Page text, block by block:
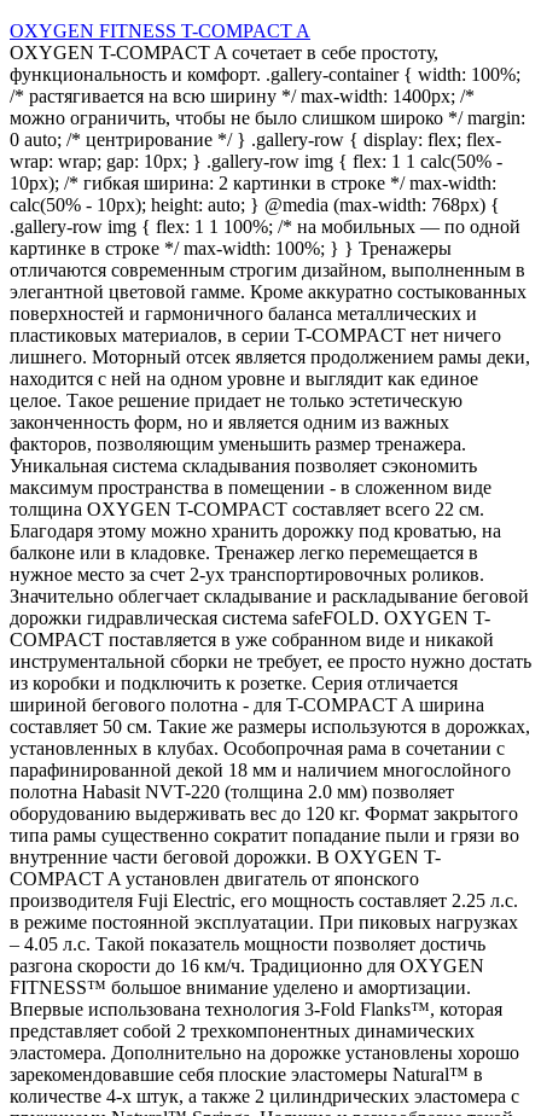
OXYGEN FITNESS T-COMPACT A
OXYGEN T-COMPACT A сочетает в себе простоту,
функциональность и комфорт. .gallery-container { width: 100%;
/* растягивается на всю ширину */ max-width: 1400px; /*
можно ограничить, чтобы не было слишком широко */ margin:
0 auto; /* центрирование */ } .gallery-row { display: flex; flex-
wrap: wrap; gap: 10px; } .gallery-row img { flex: 1 1 calc(50% -
10px); /* гибкая ширина: 2 картинки в строке */ max-width:
calc(50% - 10px); height: auto; } @media (max-width: 768px) {
.gallery-row img { flex: 1 1 100%; /* на мобильных — по одной
картинке в строке */ max-width: 100%; } } Тренажеры
отличаются современным строгим дизайном, выполненным в
элегантной цветовой гамме. Кроме аккуратно состыкованных
поверхностей и гармоничного баланса металлических и
пластиковых материалов, в серии T-COMPACT нет ничего
лишнего. Моторный отсек является продолжением рамы деки,
находится с ней на одном уровне и выглядит как единое
целое. Такое решение придает не только эстетическую
законченность форм, но и является одним из важных
факторов, позволяющим уменьшить размер тренажера.
Уникальная система складывания позволяет сэкономить
максимум пространства в помещении - в сложенном виде
толщина OXYGEN T-COMPACT составляет всего 22 см.
Благодаря этому можно хранить дорожку под кроватью, на
балконе или в кладовке. Тренажер легко перемещается в
нужное место за счет 2-ух транспортировочных роликов.
Значительно облегчает складывание и раскладывание беговой
дорожки гидравлическая система safeFOLD. OXYGEN T-
COMPACT поставляется в уже собранном виде и никакой
инструментальной сборки не требует, ее просто нужно достать
из коробки и подключить к розетке. Серия отличается
шириной бегового полотна - для T-COMPACT A ширина
составляет 50 см. Такие же размеры используются в дорожках,
установленных в клубах. Особопрочная рама в сочетании с
парафинированной декой 18 мм и наличием многослойного
полотна Habasit NVT-220 (толщина 2.0 мм) позволяет
оборудованию выдерживать вес до 120 кг. Формат закрытого
типа рамы существенно сократит попадание пыли и грязи во
внутренние части беговой дорожки. В OXYGEN T-
COMPACT A установлен двигатель от японского
производителя Fuji Electric, его мощность составляет 2.25 л.с.
в режиме постоянной эксплуатации. При пиковых нагрузках
– 4.05 л.с. Такой показатель мощности позволяет достичь
разгона скорости до 16 км/ч. Традиционно для OXYGEN
FITNESS™ большое внимание уделено и амортизации.
Впервые использована технология 3-Fold Flanks™, которая
представляет собой 2 трехкомпонентных динамических
эластомера. Дополнительно на дорожке установлены хорошо
зарекомендовавшие себя плоские эластомеры Natural™ в
количестве 4-х штук, а также 2 цилиндрических эластомера с